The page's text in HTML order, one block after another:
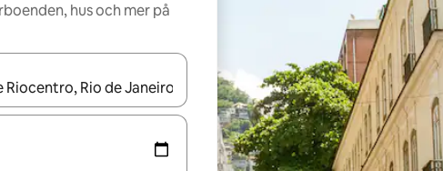
hus och mer på
kan du navigera med upp- och nedåtpilarna eller utforska genom